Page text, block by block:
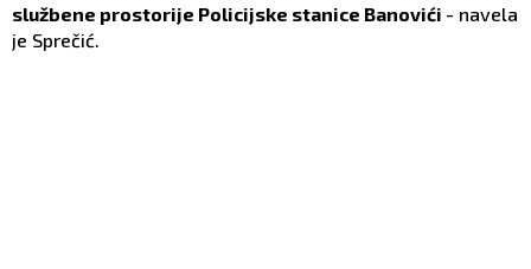
službene prostorije Policijske stanice Banovići - navela
je Sprečić.